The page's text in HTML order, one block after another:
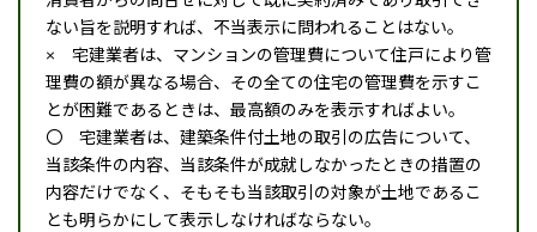
ない旨を説明すれば、不当表示に問われることはない。
× 宅建業者は、マンションの管理費について住戸により管
理費の額が異なる場合、その全ての住宅の管理費を示すこ
とが困難であるときは、最高額のみを表示すればよい。
〇 宅建業者は、建築条件付土地の取引の広告について、
当該条件の内容、当該条件が成就しなかったときの措置の
内容だけでなく、そもそも当該取引の対象が土地であるこ
とも明らかにして表示しなければならない。